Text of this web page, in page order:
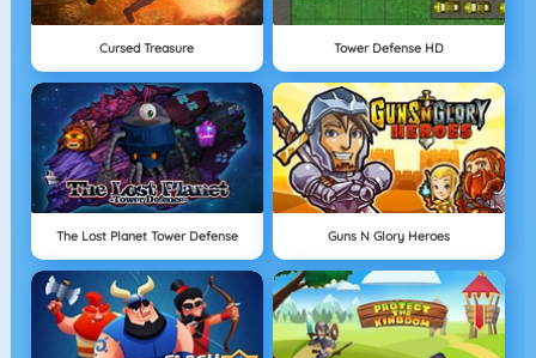
Cursed Treasure Tower Defense HD
The Lost Planet Tower Defense Guns N Glory Heroes